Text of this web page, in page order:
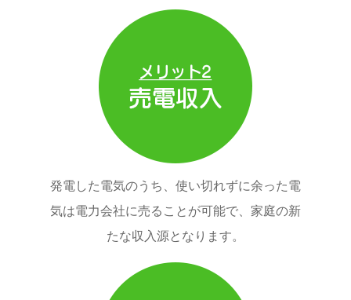
発電した電気のうち、使い切れずに余った電
気は電力会社に売ることが可能で、家庭の新
たな収入源となります。